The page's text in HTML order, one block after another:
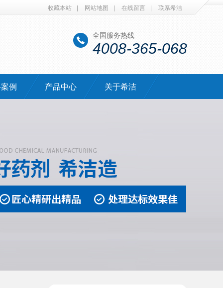
收藏本站 | 网站地图 | 在线留言 | 联系希洁
全国服务热线
4008-365-068
例 产品中心 关于希洁